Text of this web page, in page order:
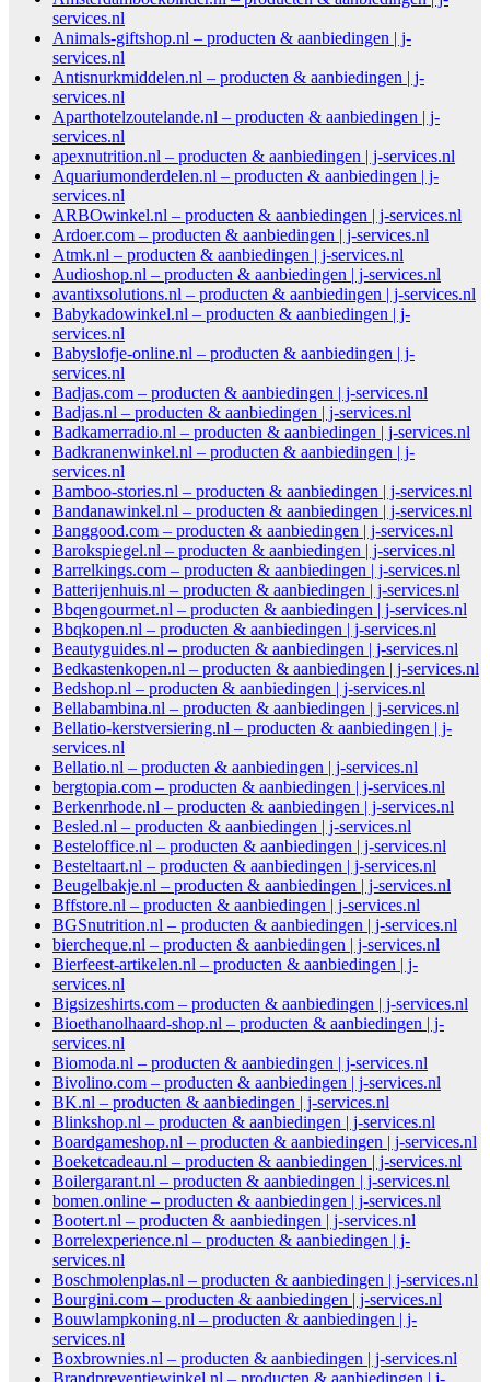
services.nl
Animals-giftshop.nl – producten & aanbiedingen | j-
services.nl
Antisnurkmiddelen.nl – producten & aanbiedingen | j-
services.nl
Aparthotelzoutelande.nl – producten & aanbiedingen | j-
services.nl
apexnutrition.nl – producten & aanbiedingen | j-services.nl
Aquariumonderdelen.nl – producten & aanbiedingen | j-
services.nl
ARBOwinkel.nl – producten & aanbiedingen | j-services.nl
Ardoer.com – producten & aanbiedingen | j-services.nl
Atmk.nl – producten & aanbiedingen | j-services.nl
Audioshop.nl – producten & aanbiedingen | j-services.nl
avantixsolutions.nl – producten & aanbiedingen | j-services.nl
Babykadowinkel.nl – producten & aanbiedingen | j-
services.nl
Babyslofje-online.nl – producten & aanbiedingen | j-
services.nl
Badjas.com – producten & aanbiedingen | j-services.nl
Badjas.nl – producten & aanbiedingen | j-services.nl
Badkamerradio.nl – producten & aanbiedingen | j-services.nl
Badkranenwinkel.nl – producten & aanbiedingen | j-
services.nl
Bamboo-stories.nl – producten & aanbiedingen | j-services.nl
Bandanawinkel.nl – producten & aanbiedingen | j-services.nl
Banggood.com – producten & aanbiedingen | j-services.nl
Barokspiegel.nl – producten & aanbiedingen | j-services.nl
Barrelkings.com – producten & aanbiedingen | j-services.nl
Batterijenhuis.nl – producten & aanbiedingen | j-services.nl
Bbqengourmet.nl – producten & aanbiedingen | j-services.nl
Bbqkopen.nl – producten & aanbiedingen | j-services.nl
Beautyguides.nl – producten & aanbiedingen | j-services.nl
Bedkastenkopen.nl – producten & aanbiedingen | j-services.nl
Bedshop.nl – producten & aanbiedingen | j-services.nl
Bellabambina.nl – producten & aanbiedingen | j-services.nl
Bellatio-kerstversiering.nl – producten & aanbiedingen | j-
services.nl
Bellatio.nl – producten & aanbiedingen | j-services.nl
bergtopia.com – producten & aanbiedingen | j-services.nl
Berkenrhode.nl – producten & aanbiedingen | j-services.nl
Besled.nl – producten & aanbiedingen | j-services.nl
Besteloffice.nl – producten & aanbiedingen | j-services.nl
Besteltaart.nl – producten & aanbiedingen | j-services.nl
Beugelbakje.nl – producten & aanbiedingen | j-services.nl
Bffstore.nl – producten & aanbiedingen | j-services.nl
BGSnutrition.nl – producten & aanbiedingen | j-services.nl
biercheque.nl – producten & aanbiedingen | j-services.nl
Bierfeest-artikelen.nl – producten & aanbiedingen | j-
services.nl
Bigsizeshirts.com – producten & aanbiedingen | j-services.nl
Bioethanolhaard-shop.nl – producten & aanbiedingen | j-
services.nl
Biomoda.nl – producten & aanbiedingen | j-services.nl
Bivolino.com – producten & aanbiedingen | j-services.nl
BK.nl – producten & aanbiedingen | j-services.nl
Blinkshop.nl – producten & aanbiedingen | j-services.nl
Boardgameshop.nl – producten & aanbiedingen | j-services.nl
Boeketcadeau.nl – producten & aanbiedingen | j-services.nl
Boilergarant.nl – producten & aanbiedingen | j-services.nl
bomen.online – producten & aanbiedingen | j-services.nl
Bootert.nl – producten & aanbiedingen | j-services.nl
Borrelexperience.nl – producten & aanbiedingen | j-
services.nl
Boschmolenplas.nl – producten & aanbiedingen | j-services.nl
Bourgini.com – producten & aanbiedingen | j-services.nl
Bouwlampkoning.nl – producten & aanbiedingen | j-
services.nl
Boxbrownies.nl – producten & aanbiedingen | j-services.nl
Brandpreventiewinkel.nl – producten & aanbiedingen | j-